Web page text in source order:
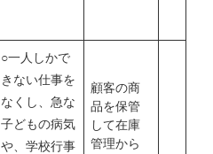
○一人しかで
きない仕事を
なくし、急な
子どもの病気
や、学校行事
顧客の商
品を保管
して在庫
管理から